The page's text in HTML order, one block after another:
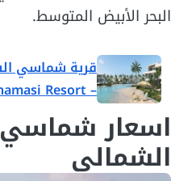
البحر الأبيض المتوسط.
– Shamasi Resort
اسعار
الشمالي